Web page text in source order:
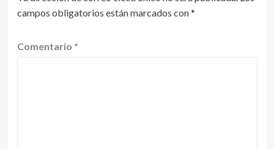
campos obligatorios están marcados con*
Comentario *